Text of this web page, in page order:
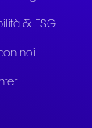
& ESG
noi